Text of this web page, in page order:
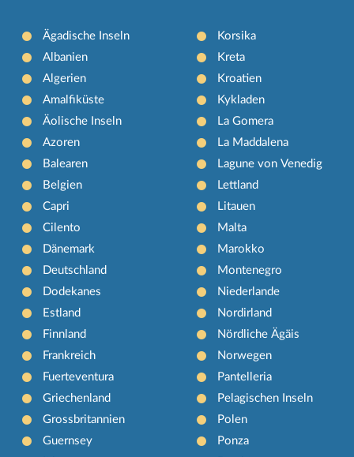
Ägadische Inseln
Albanien
Algerien
Amalfiküste
Äolische Inseln
Azoren
Balearen
Belgien
Capri
Cilento
Dänemark
Deutschland
Dodekanes
Estland
Finnland
Frankreich
Fuerteventura
Griechenland
Grossbritannien
Guernsey
Korsika
Kreta
Kroatien
Kykladen
La Gomera
La Maddalena
Lagune von Venedig
Lettland
Litauen
Malta
Marokko
Montenegro
Niederlande
Nordirland
Nördliche Ägäis
Norwegen
Pantelleria
Pelagischen Inseln
Polen
Ponza